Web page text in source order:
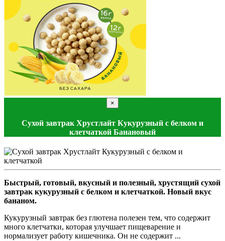
×
Сухой завтрак Хрустлайт Кукурузный с белком и
клетчаткой Банановый
Быстрый, готовый, вкусный и полезный, хрустящий сухой
завтрак кукурузный с белком и клетчаткой. Новый вкус
бананом.
Кукурузный завтрак без глютена полезен тем, что содержит
много клетчатки, которая улучшает пищеварение и
нормализует работу кишечника. Он не содержит ...